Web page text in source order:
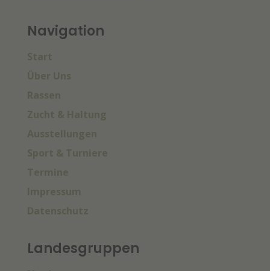
Navigation
Start
Über Uns
Rassen
Zucht & Haltung
Ausstellungen
Sport & Turniere
Termine
Impressum
Datenschutz
Landesgruppen